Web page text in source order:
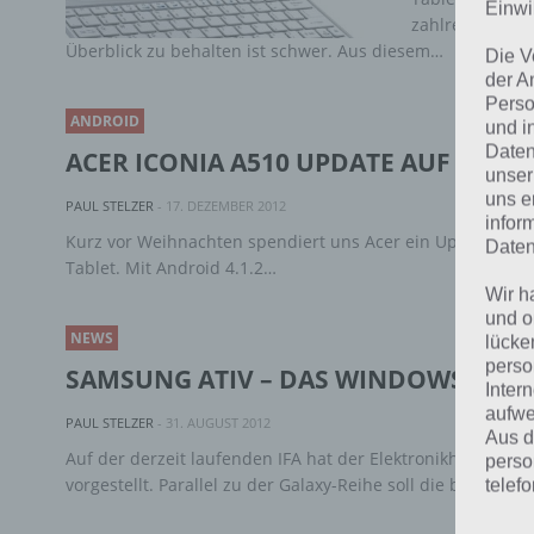
zahlreiche
Überblick zu behalten ist schwer. Aus diesem…
ANDROID
ACER ICONIA A510 UPDATE AUF
PAUL STELZER - 17. DEZEMBER 2012
Kurz vor Weihnachten spendiert uns Acer ein Update auf
Tablet. Mit Android 4.1.2…
NEWS
SAMSUNG ATIV – DAS WINDOWS 8
PAUL STELZER - 31. AUGUST 2012
Auf der derzeit laufenden IFA hat der Elektronikhersteller
vorgestellt. Parallel zu der Galaxy-Reihe soll die
Die
der
und
uns
Wir
und
Aus